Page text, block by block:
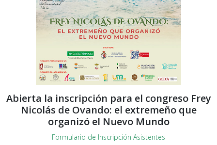
Abierta la inscripción para el congreso Frey
Nicolás de Ovando: el extremeño que
organizó el Nuevo Mundo
Formulario de Inscripción Asistentes